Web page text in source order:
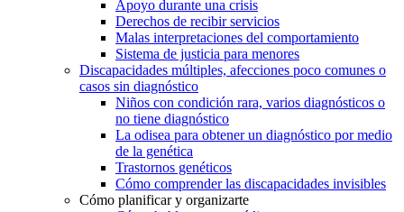
Apoyo durante una crisis
Derechos de recibir servicios
Malas interpretaciones del comportamiento
Sistema de justicia para menores
Discapacidades múltiples, afecciones poco comunes o
casos sin diagnóstico
Niños con condición rara, varios diagnósticos o
no tiene diagnóstico
La odisea para obtener un diagnóstico por medio
de la genética
Trastornos genéticos
Cómo comprender las discapacidades invisibles
Cómo planificar y organizarte